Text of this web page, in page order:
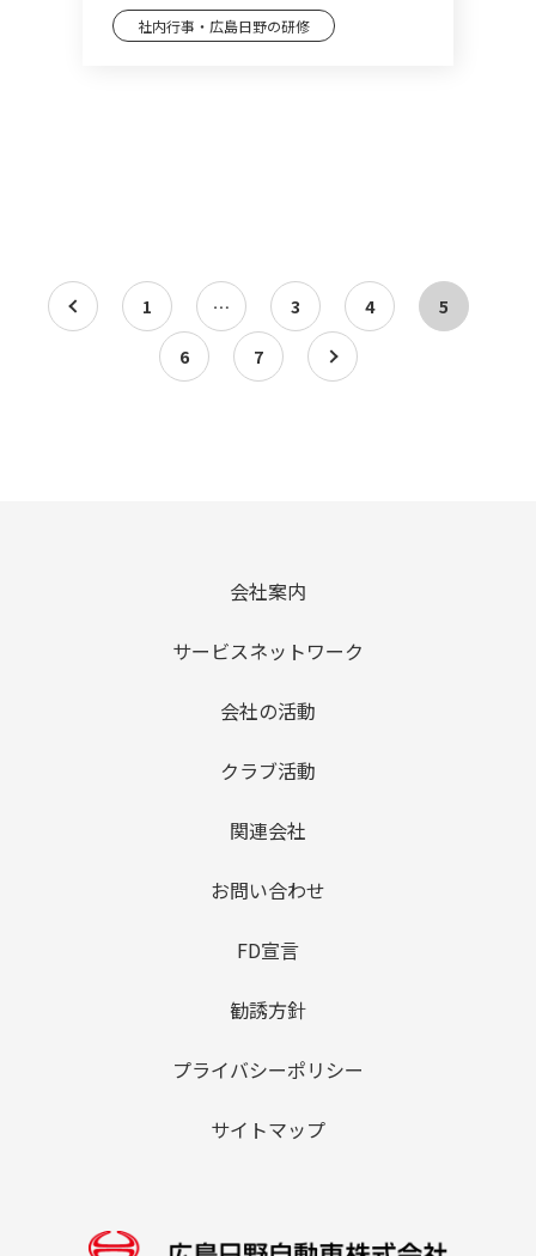
社内行事・広島日野の研修
a 1 … 3 4 5
6 7 a
会社案内
サービスネットワーク
会社の活動
クラブ活動
関連会社
お問い合わせ
FD宣言
勧誘方針
プライバシーポリシー
サイトマップ